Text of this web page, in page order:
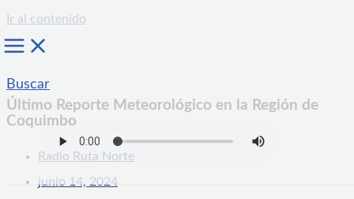
Ir al contenido
Buscar
Último Reporte Meteorológico en la Región de
Coquimbo
Radio Ruta Norte
junio 14, 2024